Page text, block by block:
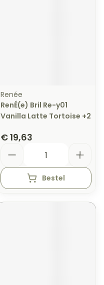
Renée
RenÉ(e) Bril Re-y01
Vanilla Latte Tortoise +2
€ 19,63
Bestel